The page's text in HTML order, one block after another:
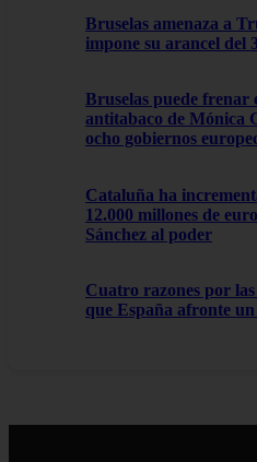
Bruselas amenaza a
impone su arancel del
Bruselas puede frenar
antitabaco de Mónica
ocho gobiernos
Cataluña ha
12.000 millones de
Sánchez al poder
Cuatro razones por
que España afronte